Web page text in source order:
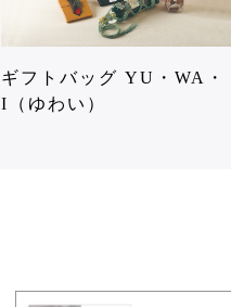
ギフトバッグ YU・WA・
I（ゆわい）